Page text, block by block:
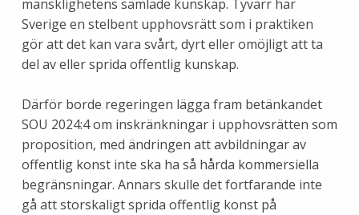
mänsklighetens samlade kunskap. Tyvärr har
Sverige en stelbent upphovsrätt som i praktiken
gör att det kan vara svårt, dyrt eller omöjligt att ta
del av eller sprida offentlig kunskap.
Därför borde regeringen lägga fram betänkandet
SOU 2024:4 om inskränkningar i upphovsrätten som
proposition, med ändringen att avbildningar av
offentlig konst inte ska ha så hårda kommersiella
begränsningar. Annars skulle det fortfarande inte
gå att storskaligt sprida offentlig konst på